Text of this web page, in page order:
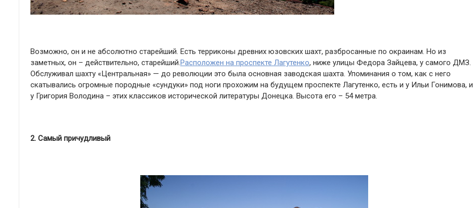
Возможно, он и не абсолютно старейший. Есть терриконы древних юзовских шахт, разбросанные по окраинам. Но из
заметных, он – действительно, старейший.Расположен на проспекте Лагутенко, ниже улицы Федора Зайцева, у самого ДМЗ.
Обслуживал шахту «Центральная» — до революции это была основная заводская шахта. Упоминания о том, как с него
скатывались огромные породные «сундуки» под ноги прохожим на будущем проспекте Лагутенко, есть и у Ильи Гонимова, и
у Григория Володина – этих классиков исторической литературы Донецка. Высота его – 54 метра.
2. Самый причудливый